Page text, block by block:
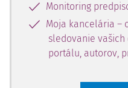
Monitoring
Moja kancelária –
sledovanie
portálu, autorov,